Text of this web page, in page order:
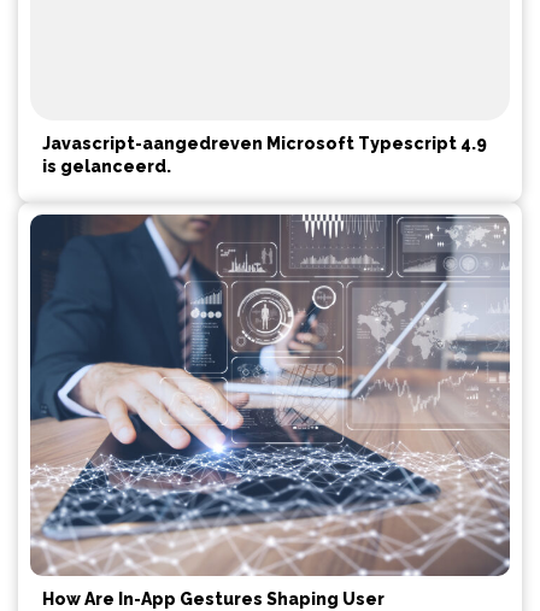
Javascript-aangedreven Microsoft Typescript 4.9
is gelanceerd.
How Are In-App Gestures Shaping User